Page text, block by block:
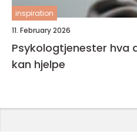
inspiration
11. February 2026
Psykologtjenester hva de er og hvordan de
kan hjelpe